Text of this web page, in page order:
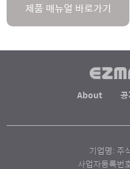
제품 매뉴얼 바로가기
About
기업명: 주
사업자등록